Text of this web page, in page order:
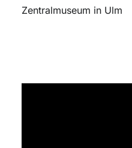
Zentralmuseum in Ulm